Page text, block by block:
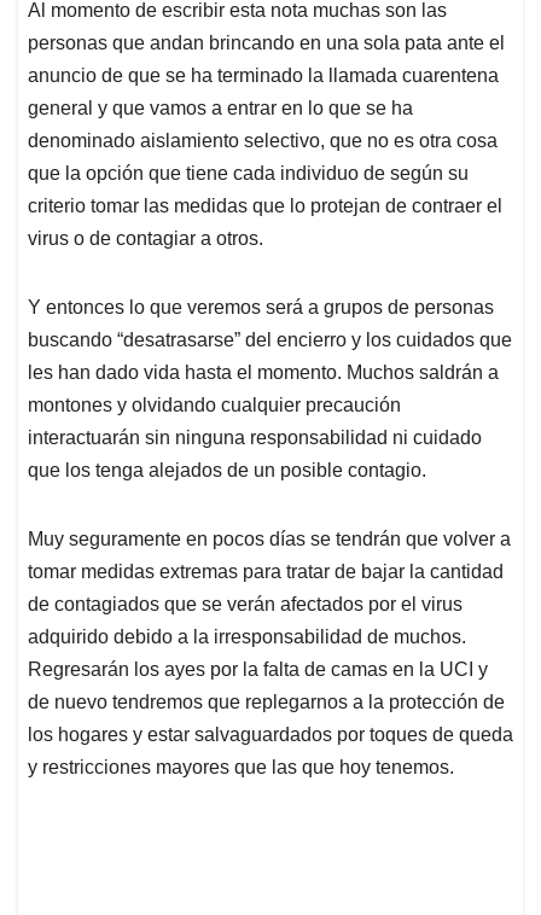
s
A
p
p
b
o
o
k
e
d
I
n
l
a
d
s
Al momento de escribir esta nota muchas son las
personas que andan brincando en una sola pata ante el
anuncio de que se ha terminado la llamada cuarentena
general y que vamos a entrar en lo que se ha
denominado aislamiento selectivo, que no es otra cosa
que la opción que tiene cada individuo de según su
criterio tomar las medidas que lo protejan de contraer el
virus o de contagiar a otros.
Y entonces lo que veremos será a grupos de personas
buscando “desatrasarse” del encierro y los cuidados que
les han dado vida hasta el momento. Muchos saldrán a
montones y olvidando cualquier precaución
interactuarán sin ninguna responsabilidad ni cuidado
que los tenga alejados de un posible contagio.
Muy seguramente en pocos días se tendrán que volver a
tomar medidas extremas para tratar de bajar la cantidad
de contagiados que se verán afectados por el virus
adquirido debido a la irresponsabilidad de muchos.
Regresarán los ayes por la falta de camas en la UCI y
de nuevo tendremos que replegarnos a la protección de
los hogares y estar salvaguardados por toques de queda
y restricciones mayores que las que hoy tenemos.